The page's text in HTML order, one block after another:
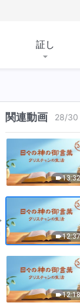
証し
関連動画 28/30
9:48